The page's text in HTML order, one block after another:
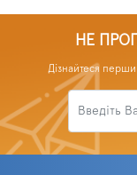
НЕ
Дізнайтеся